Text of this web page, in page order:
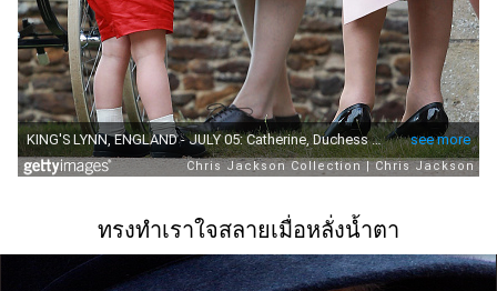
ทรงทำเราใจสลายเมื่อหลั่งน้ำตา